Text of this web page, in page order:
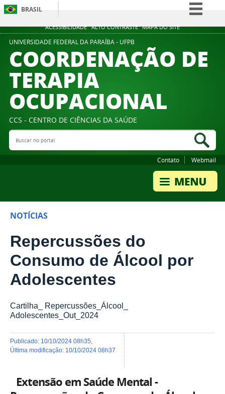
ACESSIBILIDADE ALTO CONTRASTE MAPA DO SITE
BRASIL
Simplifique!
Participe
Acesso à informação
Canais
UNIVERSIDADE FEDERAL DA PARAÍBA - UFPB
COORDENAÇÃO DE
TERAPIA
OCUPACIONAL
CCS - CENTRO DE CIÊNCIAS DA SAÚDE
Buscar no portal
Contato Webmail
NOTÍCIAS
Repercussões do
Consumo de Álcool por
Adolescentes
Cartilha_ Repercussões_Álcool_
Adolescentes_Out_2024
publicado: 10/10/2024 08h35
última modificação: 10/10/2024 08h37
Extensão em Saúde Mental -